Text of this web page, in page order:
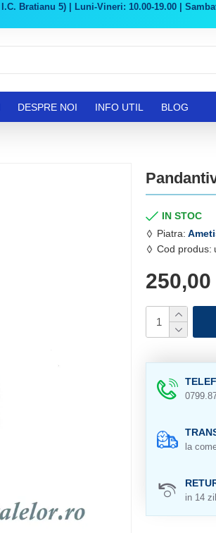
Bratianu 5) | Luni-Vineri: 10.00-19.00 |
DESPRE NOI INFO UTIL BLOG
IN STOC
Piatra:
Cod produs:
la
in 14